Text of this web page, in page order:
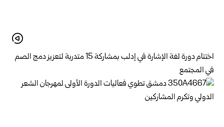
اختتام دورة لغة الإشارة في إدلب بمشاركة 15 متدربة لتعزيز دمج الصم
في المجتمع